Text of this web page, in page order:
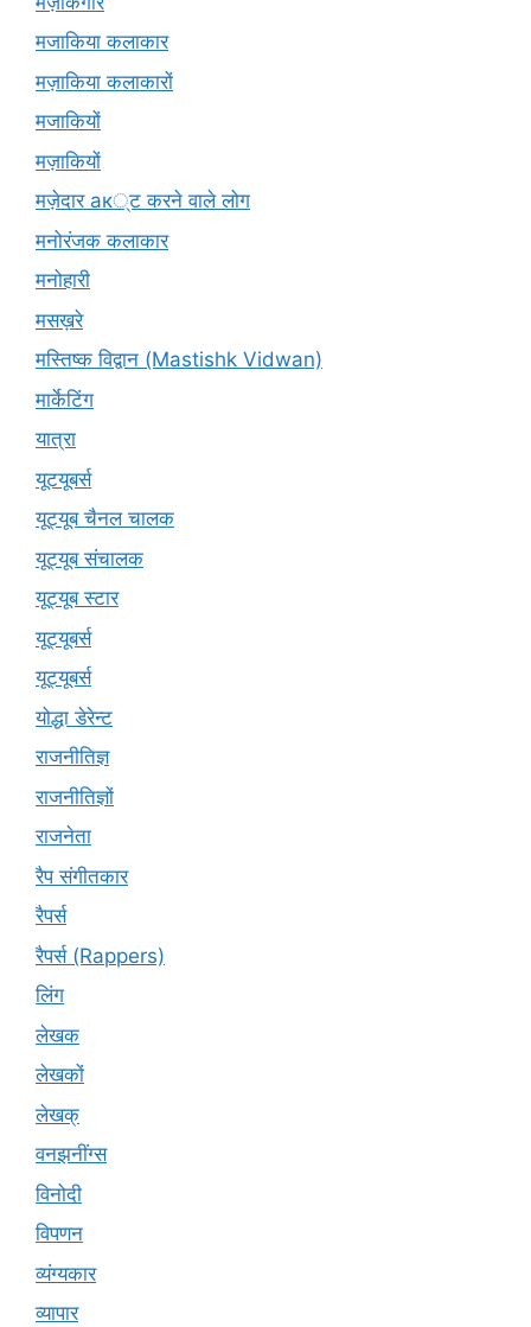
मजाकिया कलाकार
मज़ाकिया कलाकारों
मजाकियों
मज़ाकियों
मज़ेदार ак्ट करने वाले लोग
मनोरंजक कलाकार
मनोहारी
मसख़रे
मस्तिष्क विद्वान (Mastishk Vidwan)
मार्केटिंग
यात्रा
यूटयूबर्स
यूट्यूब चैनल चालक
यूट्यूब संचालक
यूट्यूब स्टार
यूट्यूबर्स
यूट्‍यूबर्स
योद्धा डेरेन्ट
राजनीतिज्ञ
राजनीतिज्ञों
राजनेता
रैप संगीतकार
रैपर्स
रैपर्स (Rappers)
लिंग
लेखक
लेखकों
लेखक्
वनझनींग्स
विनोदी
विपणन
व्यंग्यकार
व्यापार